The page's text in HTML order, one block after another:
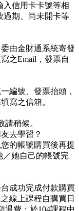
入信用卡卡號等相
過期、尚未開卡等
由金財通系統寄發
之Email，發票自
編號、發票抬頭，
寫之信箱。
稍候。
去學習？
的帳號購買後再提
／她自己的帳號完
成功完成付款購買
線上課程自購買日
退費；於104課程中